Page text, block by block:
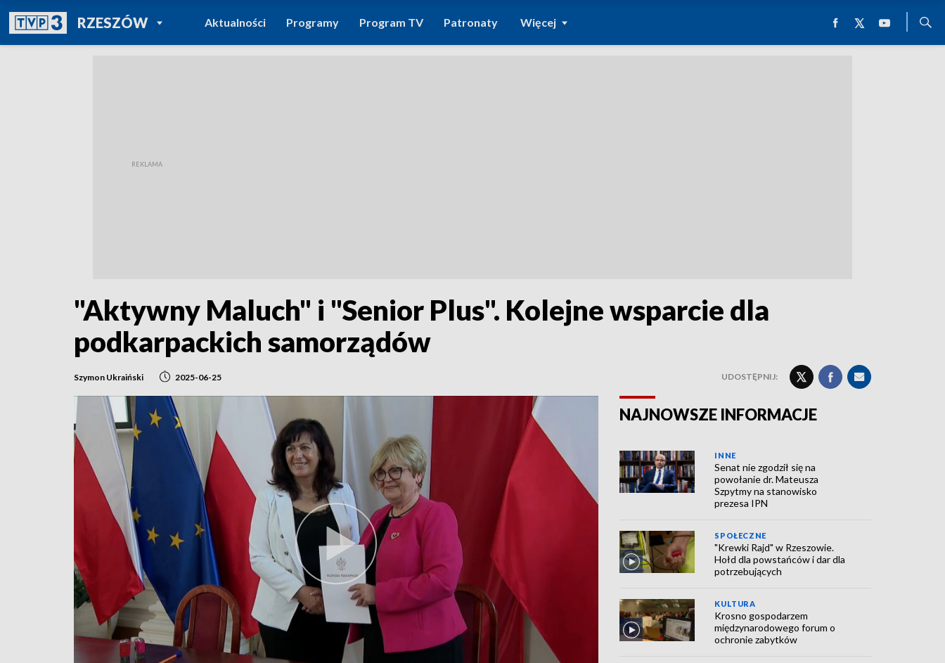
RZESZÓWPOWRÓT DO
TVP REGIONY
Aktualności Programy Program TV Patronaty Więcej
"Aktywny Maluch" i "Senior Plus". Kolejne wsparcie dla
podkarpackich samorządów
Szymon Ukraiński 2025-06-25 UDOSTĘPNIJ:
NAJNOWSZE INFORMACJE
INNE
Senat nie zgodził się na
powołanie dr. Mateusza
Szpytmy na stanowisko
prezesa IPN
SPOŁECZNE
"Krewki Rajd" w Rzeszowie.
Hołd dla powstańców i dar dla
potrzebujących
KULTURA
Krosno gospodarzem
międzynarodowego forum o
ochronie zabytków